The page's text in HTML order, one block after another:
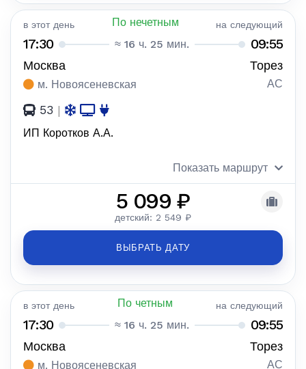
в этот день По нечетным на следующий
17:30 ≈ 16 ч. 25 мин. 09:55
Москва Торез
м. Новоясеневская АС
53 |
ИП Коротков А.А.
Показать маршрут
5 099 ₽
детский: 2 549 ₽
ВЫБРАТЬ ДАТУ
в этот день По четным на следующий
17:30 ≈ 16 ч. 25 мин. 09:55
Москва Торез
м. Новоясеневская АС